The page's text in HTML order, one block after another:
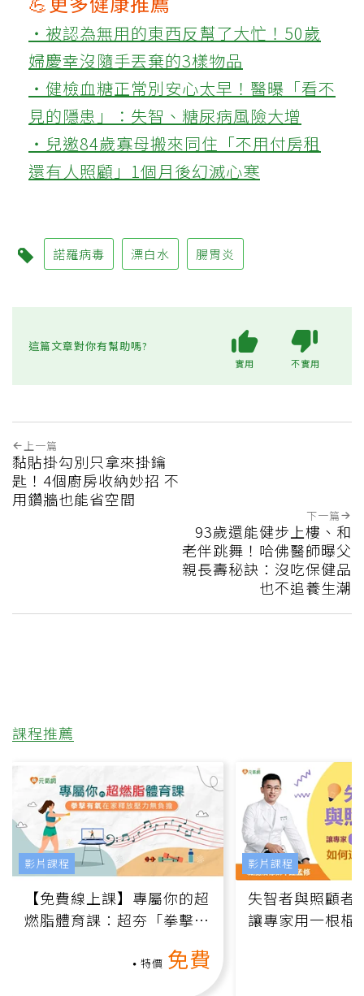
‧被認為無用的東西反幫了大忙！50歲
婦慶幸沒隨手丟棄的3樣物品
‧健檢血糖正常別安心太早！醫曝「看不
見的隱患」：失智、糖尿病風險大增
‧兒邀84歲寡母搬來同住「不用付房租
還有人照顧」1個月後幻滅心寒
諾羅病毒 漂白水 腸胃炎
這篇文章對你有幫助嗎?
實用 不實用
上一篇
黏貼掛勾別只拿來掛鑰
匙！4個廚房收納妙招 不
用鑽牆也能省空間
下一篇
93歲還能健步上樓、和
老伴跳舞！哈佛醫師曝父
親長壽秘訣：沒吃保健品
也不追養生潮
課程推薦
【免費線上課】專屬你的超
燃脂體育課：超夯「拳擊有
特價 免費
影片課程
失智者與照顧者
讓專家用一根棍
影片課程